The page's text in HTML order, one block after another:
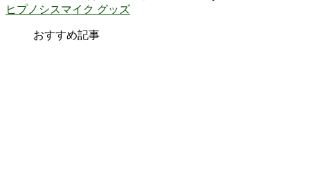
ヒプノシスマイク グッズ
おすすめ記事